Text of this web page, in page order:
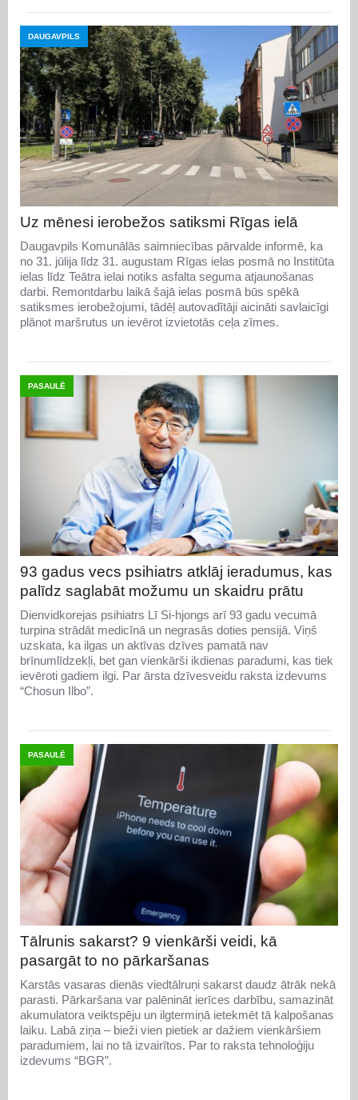
DAUGAVPILS
Uz mēnesi ierobežos satiksmi Rīgas ielā
Daugavpils Komunālās saimniecības pārvalde informē, ka
no 31. jūlija līdz 31. augustam Rīgas ielas posmā no Institūta
ielas līdz Teātra ielai notiks asfalta seguma atjaunošanas
darbi. Remontdarbu laikā šajā ielas posmā būs spēkā
satiksmes ierobežojumi, tādēļ autovadītāji aicināti savlaicīgi
plānot maršrutus un ievērot izvietotās ceļa zīmes.
PASAULĒ
93 gadus vecs psihiatrs atklāj ieradumus, kas
palīdz saglabāt možumu un skaidru prātu
Dienvidkorejas psihiatrs Lī Si-hjongs arī 93 gadu vecumā
turpina strādāt medicīnā un negrasās doties pensijā. Viņš
uzskata, ka ilgas un aktīvas dzīves pamatā nav
brīnumlīdzekļi, bet gan vienkārši ikdienas paradumi, kas tiek
ievēroti gadiem ilgi. Par ārsta dzīvesveidu raksta izdevums
“Chosun Ilbo”.
PASAULĒ
Tālrunis sakarst? 9 vienkārši veidi, kā
pasargāt to no pārkaršanas
Karstās vasaras dienās viedtālruņi sakarst daudz ātrāk nekā
parasti. Pārkaršana var palēnināt ierīces darbību, samazināt
akumulatora veiktspēju un ilgtermiņā ietekmēt tā kalpošanas
laiku. Labā ziņa – bieži vien pietiek ar dažiem vienkāršiem
paradumiem, lai no tā izvairītos. Par to raksta tehnoloģiju
izdevums “BGR”.